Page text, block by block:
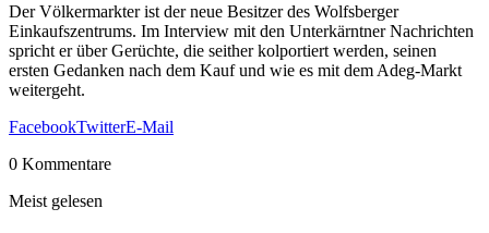
Der Völkermarkter ist der neue Besitzer des Wolfsberger
Einkaufszentrums. Im Interview mit den Unterkärntner Nachrichten
spricht er über Gerüchte, die seither kolportiert werden, seinen
ersten Gedanken nach dem Kauf und wie es mit dem Adeg-Markt
weitergeht.
FacebookTwitterE-Mail
0 Kommentare
Meist gelesen